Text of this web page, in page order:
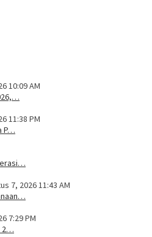
10:09 AM
11:38 PM
P…
7, 2026 11:43 AM
7:29 PM
2…